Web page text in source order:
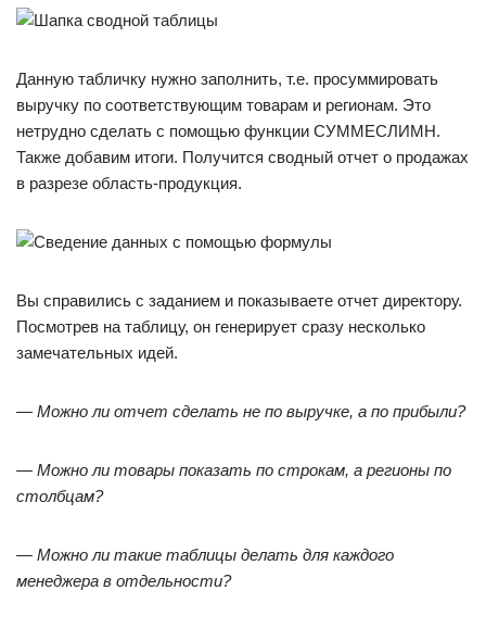
Данную табличку нужно заполнить, т.е. просуммировать
выручку по соответствующим товарам и регионам. Это
нетрудно сделать с помощью функции СУММЕСЛИМН.
Также добавим итоги. Получится сводный отчет о продажах
в разрезе область-продукция.
Вы справились с заданием и показываете отчет директору.
Посмотрев на таблицу, он генерирует сразу несколько
замечательных идей.
— Можно ли отчет сделать не по выручке, а по прибыли?
— Можно ли товары показать по строкам, а регионы по
столбцам?
— Можно ли такие таблицы делать для каждого
менеджера в отдельности?